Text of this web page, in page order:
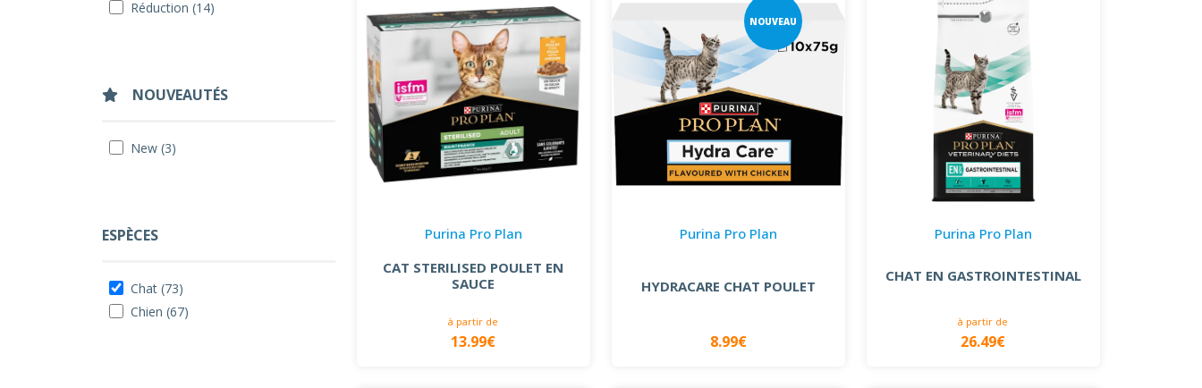
Réduction (14)
NOUVEAUTÉS
New (3)
ESPÈCES
Chat (73)
Chien (67)
Purina Pro Plan
CAT STERILISED POULET EN
SAUCE
à partir de
13.99€
NOUVEAU
Purina Pro Plan
HYDRACARE CHAT POULET
8.99€
Purina Pro Plan
CHAT EN GASTROINTESTINAL
à partir de
26.49€